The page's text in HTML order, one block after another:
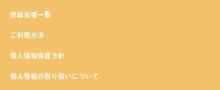
登録会場一覧
ご利用方法
個人情報保護方針
個人情報の取り扱いについて